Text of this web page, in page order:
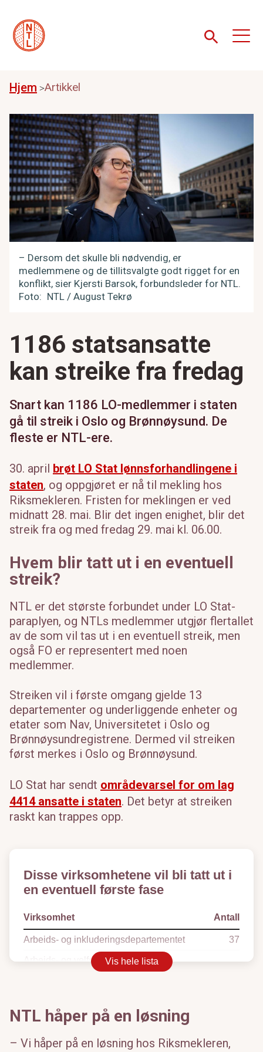
Hjem Artikkel
– Dersom det skulle bli nødvendig, er
medlemmene og de tillitsvalgte godt rigget for en
konflikt, sier Kjersti Barsok, forbundsleder for NTL.
Foto
NTL / August Tekrø
1186 statsansatte
kan streike fra fredag
Snart kan 1186 LO-medlemmer i staten
gå til streik i Oslo og Brønnøysund. De
fleste er NTL-ere.
30. april brøt LO Stat lønnsforhandlingene i
staten, og oppgjøret er nå til mekling hos
Riksmekleren. Fristen for meklingen er ved
midnatt 28. mai. Blir det ingen enighet, blir det
streik fra og med fredag 29. mai kl. 06.00.
Hvem blir tatt ut i en eventuell
streik?
NTL er det største forbundet under LO Stat-
paraplyen, og NTLs medlemmer utgjør flertallet
av de som vil tas ut i en eventuell streik, men
også FO er representert med noen
medlemmer.
Streiken vil i første omgang gjelde 13
departementer og underliggende enheter og
etater som Nav, Universitetet i Oslo og
Brønnøysundregistrene. Dermed vil streiken
først merkes i Oslo og Brønnøysund.
LO Stat har sendt områdevarsel for om lag
4414 ansatte i staten. Det betyr at streiken
raskt kan trappes opp.
Disse virksomhetene vil bli tatt ut i
en eventuell første fase
Virksomhet Antall
Arbeids- og inkluderingsdepartementet 37
Arbeids- og velferdsetaten:
NAV St.Hanshaugen
NAV Sagene
Vis hele lista
NTL håper på en løsning
– Vi håper på en løsning hos Riksmekleren,